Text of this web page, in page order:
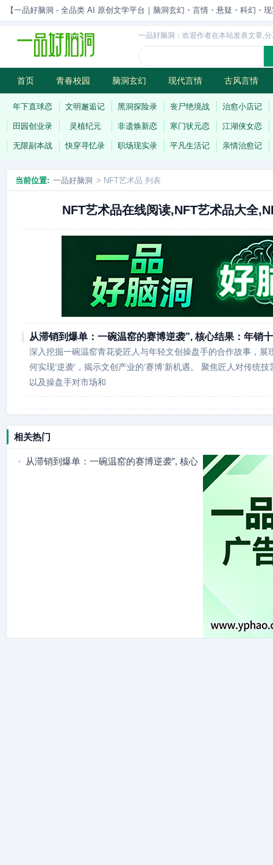
【一品好脑洞 - 全品类 AI 原创文学平台｜脑洞玄幻・言情・悬疑・科幻・
一品好脑洞：欢迎作者在本站发表文章,
首页 青春校园 脑洞玄幻 现代言情 古风言情
历史权谋 武侠江湖 灵异志怪 连载
年下直球恋 文明邂逅记 黑洞探险录 丧尸绝境战 治愈小店记
田园创业录 灵植纪元 非遗焕新恋 寒门状元恋 江湖侠女恋
无限副本战 快穿寻忆录 职场现实录 平凡生活记 亲情治愈记
当前位置: 一品好脑洞 > NFT艺术品 列表
NFT艺术品在线阅读,NFT艺术品大全
从滞销到爆单：一碗温窑的赛博逆袭”, 核心结果：年销
深入挖掘一碗温窑青花瓷匠人与年轻文创操盘手的合作故事，展
何实现‘逆袭’，揭示文创产业的‘赛博’新机遇。 聚焦匠人对传统
以及操盘手对市场和
相关热门
从滞销到爆单：一碗温窑的赛博逆袭”, 核心